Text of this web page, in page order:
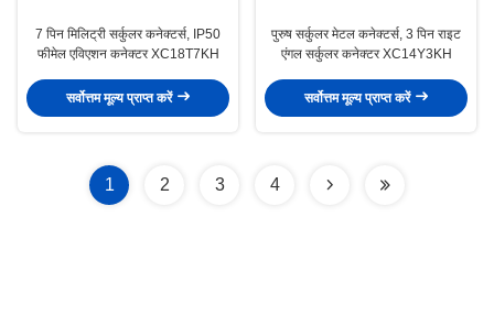
7 पिन मिलिट्री सर्कुलर कनेक्टर्स, IP50
फीमेल एविएशन कनेक्टर XC18T7KH
सर्वोत्तम मूल्य प्राप्त करें
पुरुष सर्कुलर मेटल कनेक्टर्स, 3 पिन राइट
एंगल सर्कुलर कनेक्टर XC14Y3KH
सर्वोत्तम मूल्य प्राप्त करें
1 2 3 4